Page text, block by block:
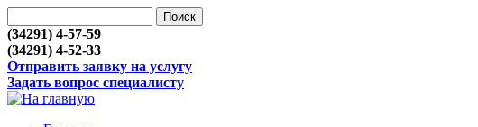
(34291) 4-57-59
(34291) 4-52-33
Отправить заявку на услугу
Задать вопрос специалисту